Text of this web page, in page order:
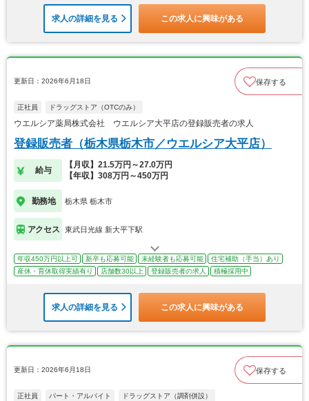
求人の詳細を見る この求人に興味がある
更新日：2026年6月18日 保存する
正社員 ドラッグストア（OTCのみ）
ウエルシア薬局株式会社 ウエルシア大平店の登録販売者の求人
登録販売者（栃木県栃木市／ウエルシア大平店）
給与
【月収】21.5万円～27.0万円
【年収】308万円～450万円
勤務地 栃木県 栃木市
アクセス 東武日光線 新大平下駅
年収450万円以上可 新卒も応募可能 未経験者も応募可能
住宅補助（手当）あり
産休・育休取得実績有り
店舗数30以上 登録販売者の求人 積極採用中
求人の詳細を見る この求人に興味がある
更新日：2026年6月18日 保存する
正社員 パート・アルバイト ドラッグストア（調剤併設）